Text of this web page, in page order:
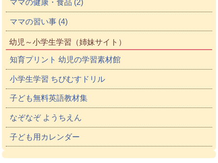
ママの健康・食品 (2)
ママの習い事 (4)
幼児～小学生学習（姉妹サイト）
知育プリント 幼児の学習素材館
小学生学習 ちびむすドリル
子ども無料英語教材集
なぞなぞ ようちえん
子ども用カレンダー